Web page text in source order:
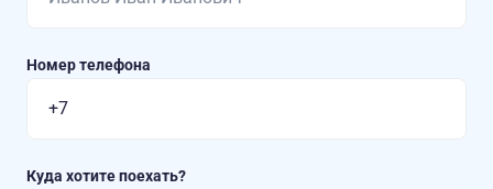
Номер телефона
Куда хотите поехать?